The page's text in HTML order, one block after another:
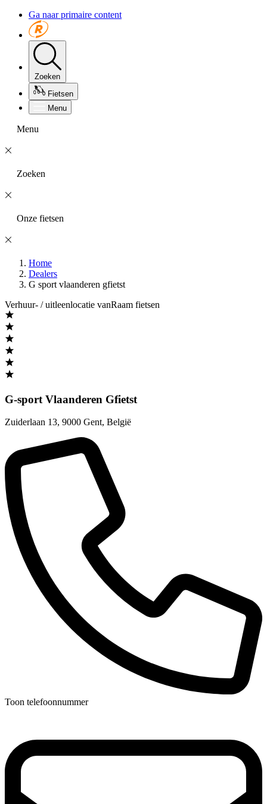
Ga naar primaire content
Zoeken
Fietsen
Menu
Menu
Zoeken
Onze fietsen
Home
Dealers
G sport vlaanderen gfietst
Verhuur- / uitleenlocatie vanRaam fietsen
G-sport Vlaanderen Gfietst
Zuiderlaan 13, 9000 Gent, België
Toon telefoonnummer